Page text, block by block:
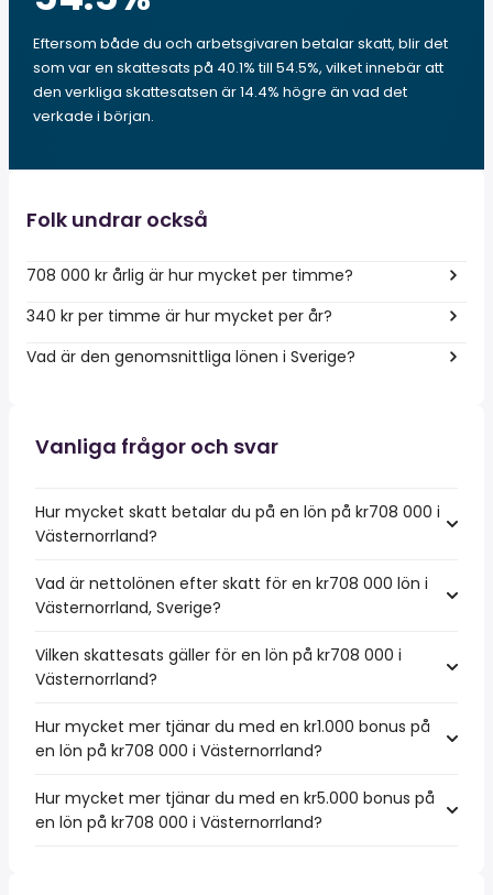
Eftersom både du och arbetsgivaren betalar skatt, blir det
som var en skattesats på 40.1% till 54.5%, vilket innebär att
den verkliga skattesatsen är 14.4% högre än vad det
verkade i början.
Folk undrar också
708 000 kr årlig är hur mycket per timme?
340 kr per timme är hur mycket per år?
Vad är den genomsnittliga lönen i Sverige?
Vanliga frågor och svar
Hur mycket skatt betalar du på en lön på kr708 000 i
Västernorrland?
Vad är nettolönen efter skatt för en kr708 000 lön i
Västernorrland, Sverige?
Vilken skattesats gäller för en lön på kr708 000 i
Västernorrland?
Hur mycket mer tjänar du med en kr1.000 bonus på
en lön på kr708 000 i Västernorrland?
Hur mycket mer tjänar du med en kr5.000 bonus på
en lön på kr708 000 i Västernorrland?